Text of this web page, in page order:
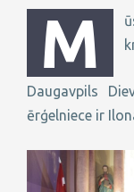
M
Daugavpils
ērģelniece ir